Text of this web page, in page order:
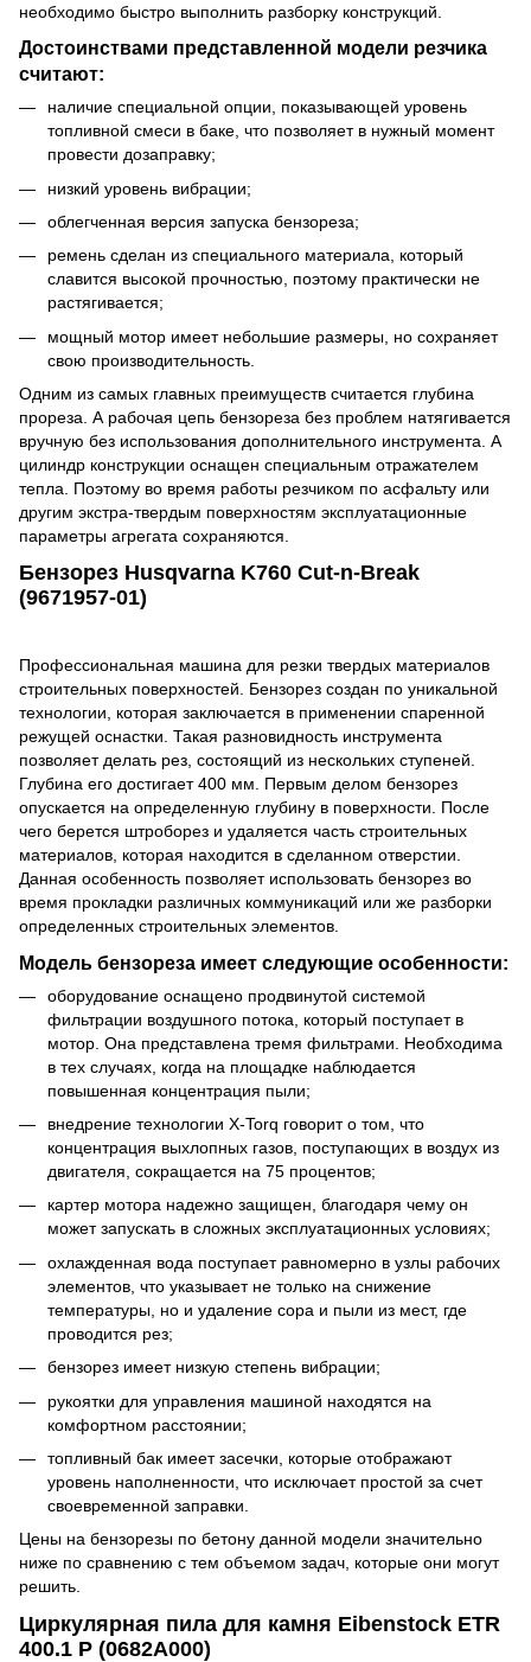
необходимо быстро выполнить разборку конструкций.
Достоинствами представленной модели резчика
считают:
наличие специальной опции, показывающей уровень
топливной смеси в баке, что позволяет в нужный момент
провести дозаправку;
низкий уровень вибрации;
облегченная версия запуска бензореза;
ремень сделан из специального материала, который
славится высокой прочностью, поэтому практически не
растягивается;
мощный мотор имеет небольшие размеры, но сохраняет
свою производительность.
Одним из самых главных преимуществ считается глубина
прореза. А рабочая цепь бензореза без проблем натягивается
вручную без использования дополнительного инструмента. А
цилиндр конструкции оснащен специальным отражателем
тепла. Поэтому во время работы резчиком по асфальту или
другим экстра-твердым поверхностям эксплуатационные
параметры агрегата сохраняются.
Бензорез Husqvarna K760 Cut-n-Break
(9671957-01)
Профессиональная машина для резки твердых материалов
строительных поверхностей. Бензорез создан по уникальной
технологии, которая заключается в применении спаренной
режущей оснастки. Такая разновидность инструмента
позволяет делать рез, состоящий из нескольких ступеней.
Глубина его достигает 400 мм. Первым делом бензорез
опускается на определенную глубину в поверхности. После
чего берется штроборез и удаляется часть строительных
материалов, которая находится в сделанном отверстии.
Данная особенность позволяет использовать бензорез во
время прокладки различных коммуникаций или же разборки
определенных строительных элементов.
Модель бензореза имеет следующие особенности:
оборудование оснащено продвинутой системой
фильтрации воздушного потока, который поступает в
мотор. Она представлена тремя фильтрами. Необходима
в тех случаях, когда на площадке наблюдается
повышенная концентрация пыли;
внедрение технологии X-Torq говорит о том, что
концентрация выхлопных газов, поступающих в воздух из
двигателя, сокращается на 75 процентов;
картер мотора надежно защищен, благодаря чему он
может запускать в сложных эксплуатационных условиях;
охлажденная вода поступает равномерно в узлы рабочих
элементов, что указывает не только на снижение
температуры, но и удаление сора и пыли из мест, где
проводится рез;
бензорез имеет низкую степень вибрации;
рукоятки для управления машиной находятся на
комфортном расстоянии;
топливный бак имеет засечки, которые отображают
уровень наполненности, что исключает простой за счет
своевременной заправки.
Цены на бензорезы по бетону данной модели значительно
ниже по сравнению с тем объемом задач, которые они могут
решить.
Циркулярная пила для камня Eibenstock ETR
400.1 P (0682A000)